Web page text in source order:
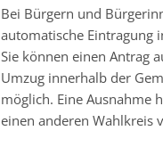
Bei Bürgern und
automatische Eintragung
Sie können einen Antrag
Umzug innerhalb der
möglich. Eine Ausnahme
einen anderen Wahlkreis